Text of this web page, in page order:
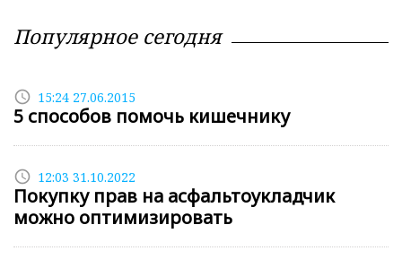
Популярное сегодня
access_time 15:24 27.06.2015
5 способов помочь кишечнику
access_time 12:03 31.10.2022
Покупку прав на асфальтоукладчик
можно оптимизировать